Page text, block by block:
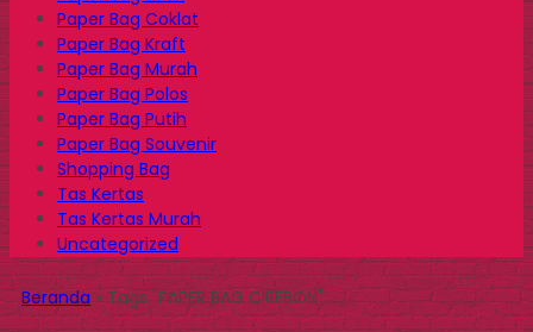
Paper Bag Coklat
Paper Bag Kraft
Paper Bag Murah
Paper Bag Polos
Paper Bag Putih
Paper Bag Souvenir
Shopping Bag
Tas Kertas
Tas Kertas Murah
Uncategorized
Beranda»Tags "PAPER BAG CIREBON"